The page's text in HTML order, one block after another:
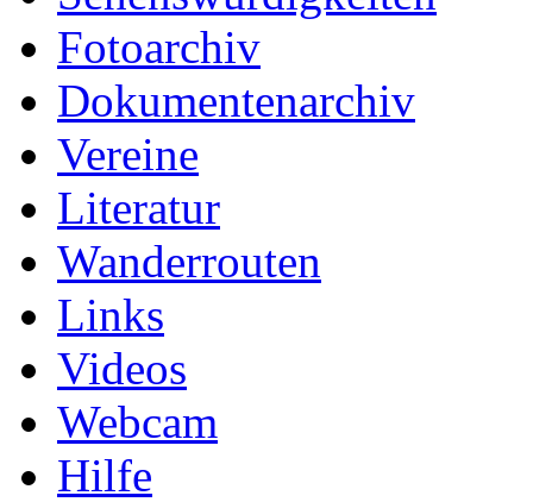
Fotoarchiv
Dokumentenarchiv
Vereine
Literatur
Wanderrouten
Links
Videos
Webcam
Hilfe